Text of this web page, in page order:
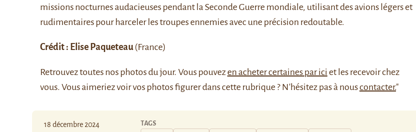
missions nocturnes audacieuses pendant la Seconde Guerre mondiale, utilisant des avions légers et
rudimentaires pour harceler les troupes ennemies avec une précision redoutable.
Crédit : Elise Paqueteau (France)
Retrouveztoutes nos photos du jour. Vous pouvezen acheter certaines par ici et les recevoir chez
vous. Vous aimeriez voir vos photos figurer dans cette rubrique ? N'hésitez pas à nouscontacter."
18 décembre 2024 TAGS